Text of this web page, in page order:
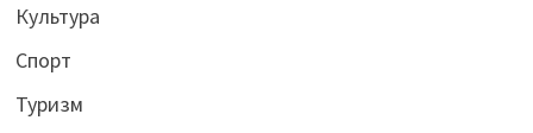
Культура
Спорт
Туризм